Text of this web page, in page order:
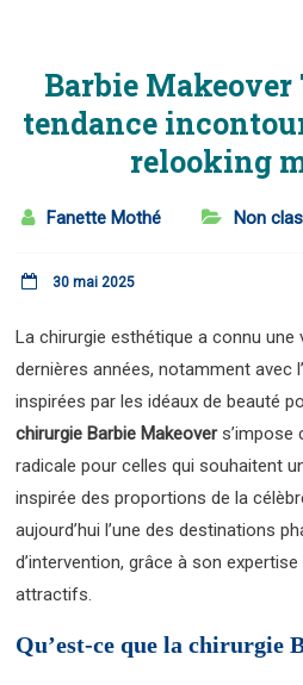
Barbie Makeover
tendance
relooking
Fanette Mothé Non
30 mai 2025
La chirurgie esthétique a connu une
dernières années, notamment avec
inspirées par les idéaux de beauté
chirurgie Barbie Makeovers’impose
radicale pour celles qui souhaitent
inspirée des proportions de la
aujourd’hui l’une des destinations
d’intervention, grâce à son
attractifs.
Qu’est-ce que la chirurgie